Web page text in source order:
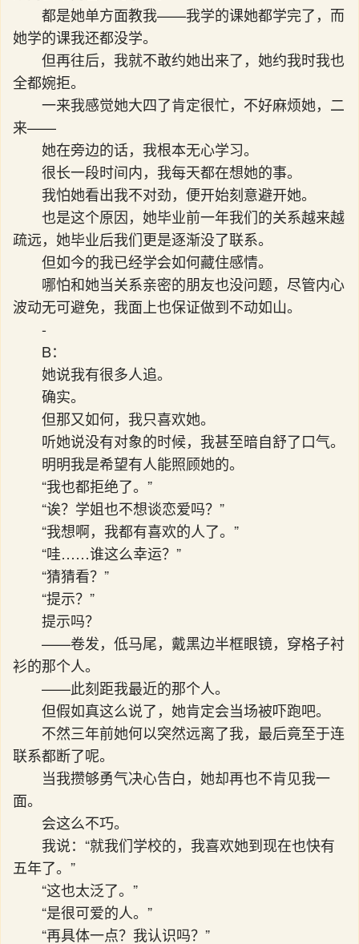
都是她单方面教我——我学的课她都学完了，而
她学的课我还都没学。
但再往后，我就不敢约她出来了，她约我时我也
全都婉拒。
一来我感觉她大四了肯定很忙，不好麻烦她，二
来——
她在旁边的话，我根本无心学习。
很长一段时间内，我每天都在想她的事。
我怕她看出我不对劲，便开始刻意避开她。
也是这个原因，她毕业前一年我们的关系越来越
疏远，她毕业后我们更是逐渐没了联系。
但如今的我已经学会如何藏住感情。
哪怕和她当关系亲密的朋友也没问题，尽管内心
波动无可避免，我面上也保证做到不动如山。
-
B：
她说我有很多人追。
确实。
但那又如何，我只喜欢她。
听她说没有对象的时候，我甚至暗自舒了口气。
明明我是希望有人能照顾她的。
“我也都拒绝了。”
“诶？学姐也不想谈恋爱吗？”
“我想啊，我都有喜欢的人了。”
“哇……谁这么幸运？”
“猜猜看？”
“提示？”
提示吗？
——卷发，低马尾，戴黑边半框眼镜，穿格子衬
衫的那个人。
——此刻距我最近的那个人。
但假如真这么说了，她肯定会当场被吓跑吧。
不然三年前她何以突然远离了我，最后竟至于连
联系都断了呢。
当我攒够勇气决心告白，她却再也不肯见我一
面。
会这么不巧。
我说：“就我们学校的，我喜欢她到现在也快有
五年了。”
“这也太泛了。”
“是很可爱的人。”
“再具体一点？我认识吗？”